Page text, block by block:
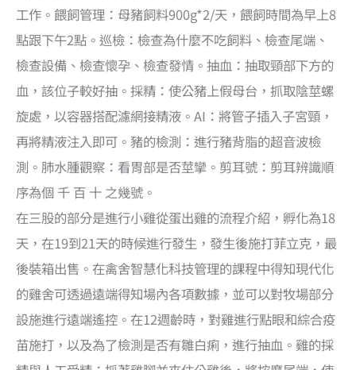
工作。餵飼管理：母豬飼料900g*2/天，餵飼時間為早上8
點跟下午2點。巡檢：檢查為什麼不吃飼料、檢查尾端、
檢查設備、檢查懷孕、檢查發情。抽血：抽取頸部下方的
血，該位子較好抽。採精：使公豬上假母台，抓取陰莖螺
旋處，以容器搭配濾網接精液。AI：將管子插入子宮頸，
再將精液注入即可。豬的檢測：進行豬背脂的超音波檢
測。肺水腫觀察：看胃部是否莖攣。剪耳號：剪耳辨識順
序為個 千 百 十 之幾號。
在三股的部分是進行小雞從蛋出雞的流程介紹，孵化為18
天，在19到21天的時候進行發生，發生後施打菲立克，最
後裝箱出售。在禽舍智慧化科技管理的課程中得知現代化
的雞舍可透過遠端得知場內各項數據，並可以對牧場部分
設施進行遠端遙控。在12週齡時，對雞進行點眼和綜合疫
苗施打，以及為了檢測是否有雛白痢，進行抽血。雞的採